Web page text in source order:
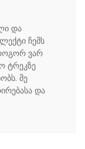
და
ჩემს
ვარ
ტრეკზე
მე
და